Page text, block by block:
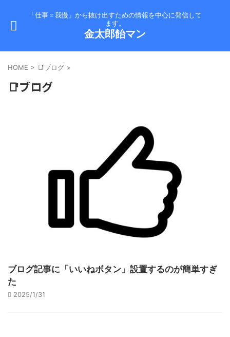
「仕事＝我慢」から抜け出すための情報を中心に発信して
ます。
金太郎飴マン
HOME > 📑ブログ >
📑ブログ
ブログ記事に「いいねボタン」設置するのが簡単すぎ
た
2025/1/31